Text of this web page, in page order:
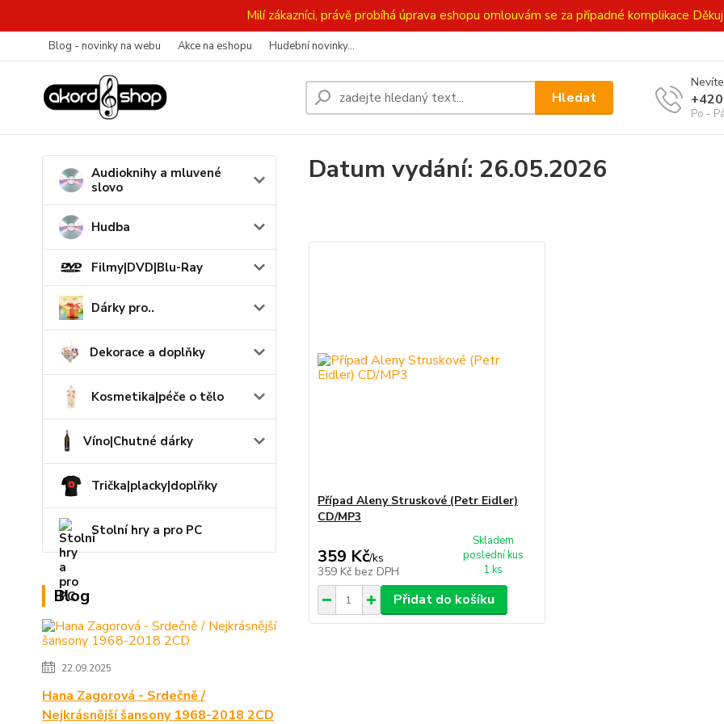
Milí zákazníci, právě probíhá úprava eshopu omlouvám se za případné komplikace
Blog - novinky na webu Akce na eshopu Hudební novinky...
Hledat
Po -
Audioknihy a mluvené
slovo
Hudba
Filmy|DVD|Blu-Ray
Dárky pro..
Dekorace a doplňky
Kosmetika|péče o tělo
Víno|Chutné dárky
Trička|placky|doplňky
Stolní hry a pro PC
Blog
22.09.2025
Hana Zagorová - Srdečně /
Nejkrásnější šansony 1968-2018 2CD
Datum vydání: 26.05.2026
Případ Aleny Struskové (Petr Eidler)
CD/MP3
359 Kč/ks
359 Kč bez DPH
Skladem
poslední kus
1 ks
Přidat do košíku